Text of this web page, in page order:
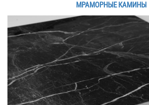
МРАМОРНЫЕ КАМИНЫ